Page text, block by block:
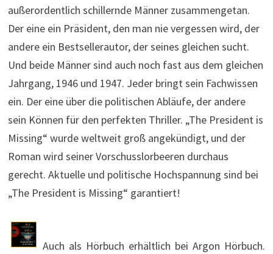
außerordentlich schillernde Männer zusammengetan.
Der eine ein Präsident, den man nie vergessen wird, der
andere ein Bestsellerautor, der seines gleichen sucht.
Und beide Männer sind auch noch fast aus dem gleichen
Jahrgang, 1946 und 1947. Jeder bringt sein Fachwissen
ein. Der eine über die politischen Abläufe, der andere
sein Können für den perfekten Thriller. „The President is
Missing“ wurde weltweit groß angekündigt, und der
Roman wird seiner Vorschusslorbeeren durchaus
gerecht. Aktuelle und politische Hochspannung sind bei
„The President is Missing“ garantiert!
Auch als Hörbuch erhältlich bei Argon Hörbuch.